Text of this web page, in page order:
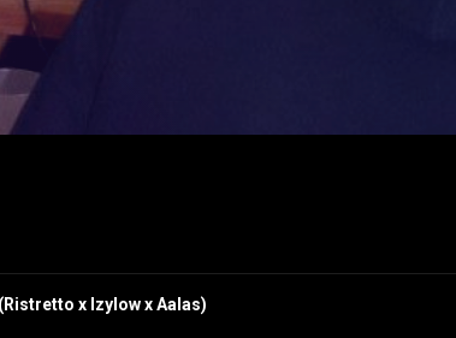
x Izylow x Aalas)